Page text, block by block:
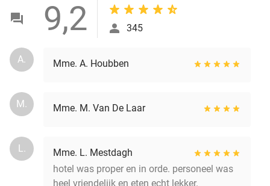
9,2 345
A. Mme. A. Houbben
M. Mme. M. Van De Laar
L.
Mme. L. Mestdagh
hotel was proper en in orde. personeel was
heel vriendelijk en eten echt lekker.